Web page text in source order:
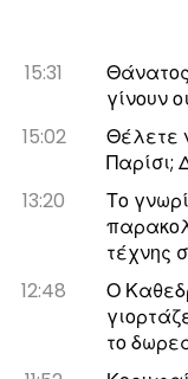
15:31
γίνουν
15:02
Θέλετε
Παρίσι;
13:20
Το
τέχνης
12:48
Ο
το